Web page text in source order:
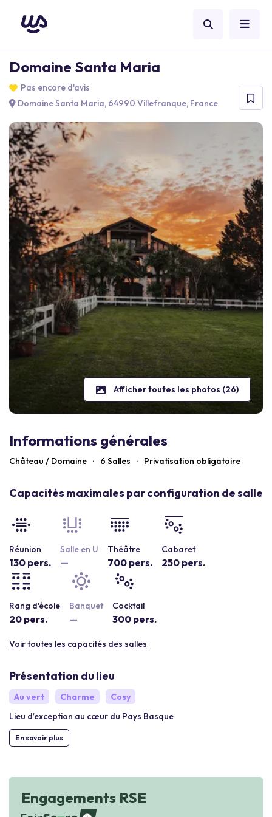
Domaine Santa Maria
Pas encore d'avis
Domaine Santa Maria, 64990 Villefranque, France
Afficher toutes les photos (26)
Informations générales
Château / Domaine · 6 Salles · Privatisation obligatoire
Capacités maximales par configuration de salle
Réunion
130 pers.
Salle en U
—
Théâtre
700 pers.
Cabaret
250 pers.
Rang d'école
20 pers.
Banquet
—
Cocktail
300 pers.
Voir toutes les capacités des salles
Présentation du lieu
Au vert Charme
Cosy
Lieu d’exception au cœur du Pays Basque
En savoir plus
Engagements RSE